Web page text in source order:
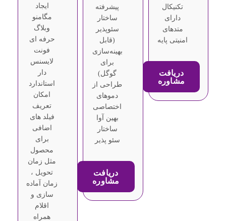
تکنیکال
دارای
متدهای
امنیتی پایه
دریافت
مشاوره
پیشرفته
ساختار
سئوپذیر
(قابل
بهینه‌سازی
برای
گوگل)
طراحی از
دموهای
اختصاصی
بهین آوا
ساختار
سئو پذیر
دریافت
مشاوره
ایجاد
مگامنو
وبلاگ
حرفه ای
فونت
لایسنس
دار
استاندارد
امکان
تعریف
فیلد های
اضافی
برای
محصول
مثل زمان
تحویل ،
زمان آماده
سازی و
اقلام
همراه